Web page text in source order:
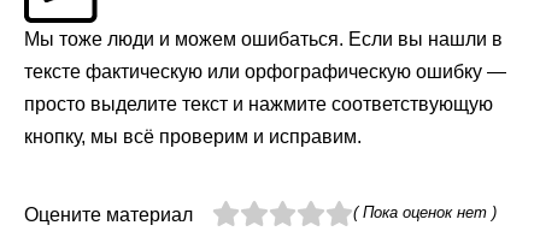
Мы тоже люди и можем ошибаться. Если вы нашли в
тексте фактическую или орфографическую ошибку —
просто выделите текст и нажмите соответствующую
кнопку, мы всё проверим и исправим.
Оцените материал ( Пока оценок нет )